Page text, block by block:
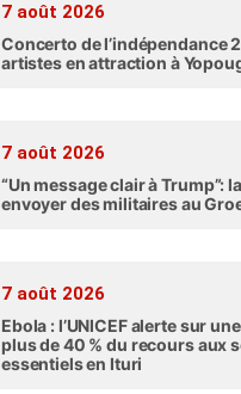
7 août 2026
Concerto de l’indépendance
artistes en attraction à
7 août 2026
“Un message clair à Trump”:
envoyer des militaires au
7 août 2026
Ebola : l’UNICEF alerte sur
plus de 40 % du recours aux
essentiels en Ituri